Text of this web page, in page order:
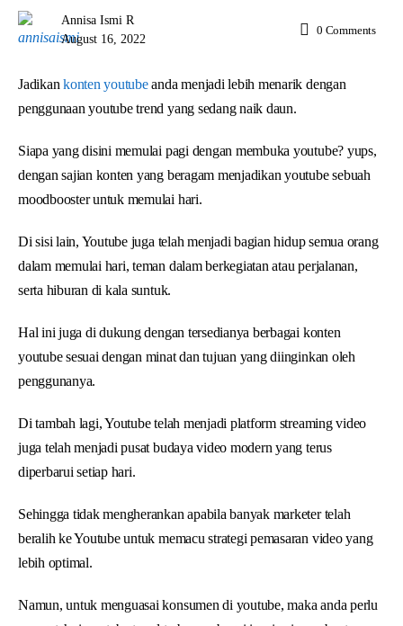
Annisa Ismi R
August 16, 2022
0 Comments
Jadikankonten youtubeanda menjadi lebih menarik dengan
penggunaan youtube trend yang sedang naik daun.
Siapa yang disini memulai pagi dengan membuka youtube? yups,
dengan sajian konten yang beragam menjadikan youtube sebuah
moodbooster untuk memulai hari.
Di sisi lain, Youtube juga telah menjadi bagian hidup semua orang
dalam memulai hari, teman dalam berkegiatan atau perjalanan,
serta hiburan di kala suntuk.
Hal ini juga di dukung dengan tersedianya berbagai konten
youtube sesuai dengan minat dan tujuan yang diinginkan oleh
penggunanya.
Di tambah lagi, Youtube telah menjadi platform streaming video
juga telah menjadi pusat budaya video modern yang terus
diperbarui setiap hari.
Sehingga tidak mengherankan apabila banyak marketer telah
beralih ke Youtube untuk memacu strategi pemasaran video yang
lebih optimal.
Namun, untuk menguasai konsumen di youtube, maka anda perlu